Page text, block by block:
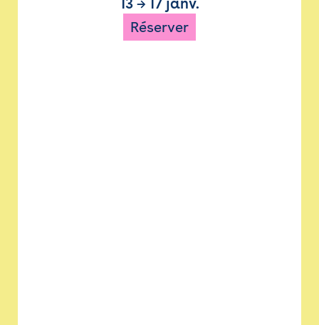
13→ 17 janv.
Réserver